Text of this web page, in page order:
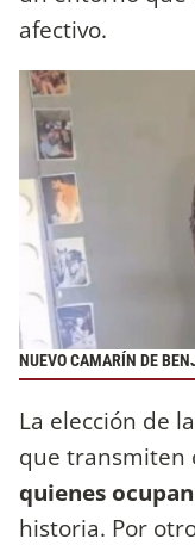
afectivo.
NUEVO CAMARÍN DE
La elección de
que transmiten
quienes
historia. Por